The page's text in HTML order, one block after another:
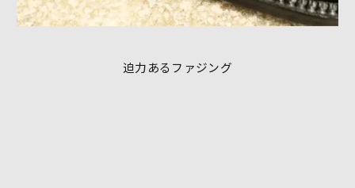
迫力あるファジング